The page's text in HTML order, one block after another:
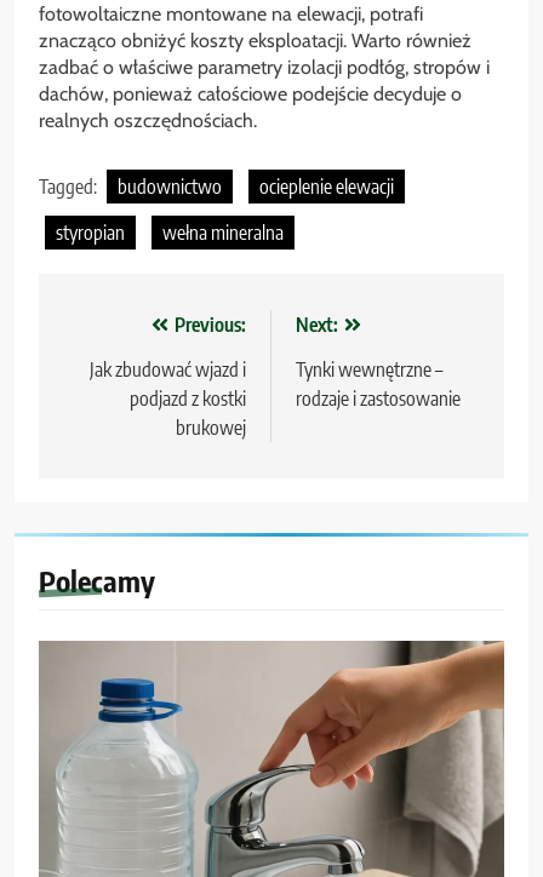
fotowoltaiczne montowane na elewacji, potrafi
znacząco obniżyć koszty eksploatacji. Warto również
zadbać o właściwe parametry izolacji podłóg, stropów i
dachów, ponieważ całościowe podejście decyduje o
realnych oszczędnościach.
Tagged: budownictwo
ocieplenie elewacji
styropian
wełna mineralna
Nawigacja
wpisu
Previous:
Jak zbudować wjazd i
podjazd z kostki
brukowej
Next:
Tynki wewnętrzne –
rodzaje i zastosowanie
Polecamy